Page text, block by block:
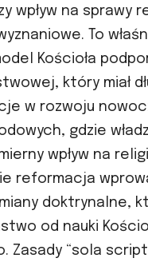
wpływ na sprawy
To
Kościoła
który miał
w rozwoju
gdzie
wpływ na
reformacja
doktrynalne,
od nauki
Zasady “sola